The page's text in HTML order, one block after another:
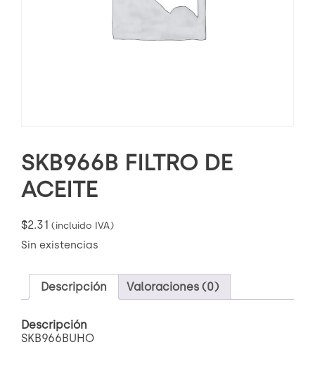
SKB966B FILTRO DE
ACEITE
$2.31 (incluido IVA)
Sin existencias
Descripción Valoraciones (0)
Descripción
SKB966BUHO